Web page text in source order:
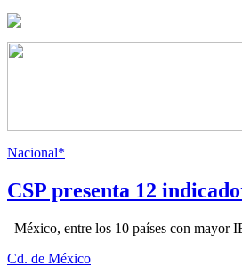
Nacional*
CSP presenta 12
México, entre los 10 países con mayor
Cd. de México